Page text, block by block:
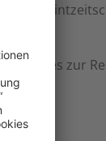
aus
zur